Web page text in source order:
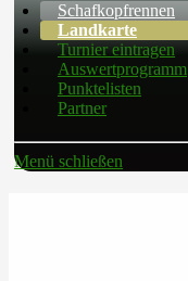
Schafkopfrennen
Landkarte
Turnier eintragen
Auswertprogramm
Punktelisten
Partner
Menü schließen